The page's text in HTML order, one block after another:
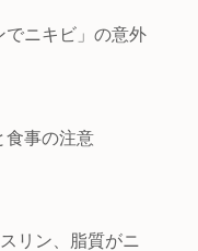
でニキビ」の意外
食事の注意
リン、脂質がニ